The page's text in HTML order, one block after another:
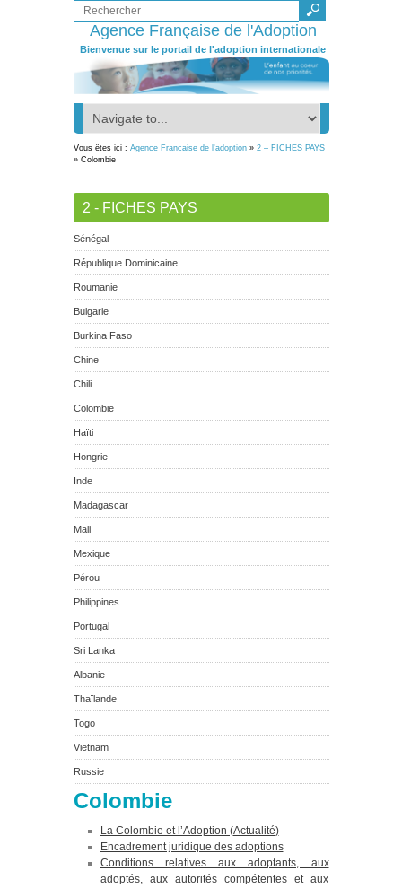
Agence Française de l'Adoption
Bienvenue sur le portail de l'adoption internationale
Vous êtes ici : Agence Francaise de l'adoption» 2 – FICHES PAYS
» Colombie
2 - FICHES PAYS
Sénégal
République Dominicaine
Roumanie
Bulgarie
Burkina Faso
Chine
Chili
Colombie
Haïti
Hongrie
Inde
Madagascar
Mali
Mexique
Pérou
Philippines
Portugal
Sri Lanka
Albanie
Thaïlande
Togo
Vietnam
Russie
Colombie
La Colombie et l’Adoption (Actualité)
Encadrement juridique des adoptions
Conditions relatives aux adoptants, aux
adoptés, aux autorités compétentes et aux